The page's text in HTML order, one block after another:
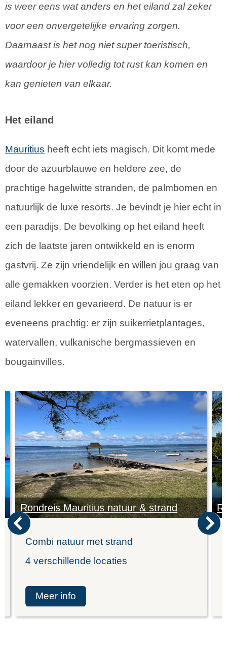
is weer eens wat anders en het eiland zal zeker
voor een onvergetelijke ervaring zorgen.
Daarnaast is het nog niet super toeristisch,
waardoor je hier volledig tot rust kan komen en
kan genieten van elkaar.
Het eiland
Mauritius heeft echt iets magisch. Dit komt mede
door de azuurblauwe en heldere zee, de
prachtige hagelwitte stranden, de palmbomen en
natuurlijk de luxe resorts. Je bevindt je hier echt in
een paradijs. De bevolking op het eiland heeft
zich de laatste jaren ontwikkeld en is enorm
gastvrij. Ze zijn vriendelijk en willen jou graag van
alle gemakken voorzien. Verder is het eten op het
eiland lekker en gevarieerd. De natuur is er
eveneens prachtig: er zijn suikerrietplantages,
watervallen, vulkanische bergmassieven en
bougainvilles.
Rondreis Mauritius natuur & strand
Combi natuur met strand
4 verschillende locaties
meer info